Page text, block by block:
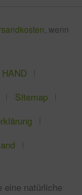
, wenn
Sitemap
eine natürliche